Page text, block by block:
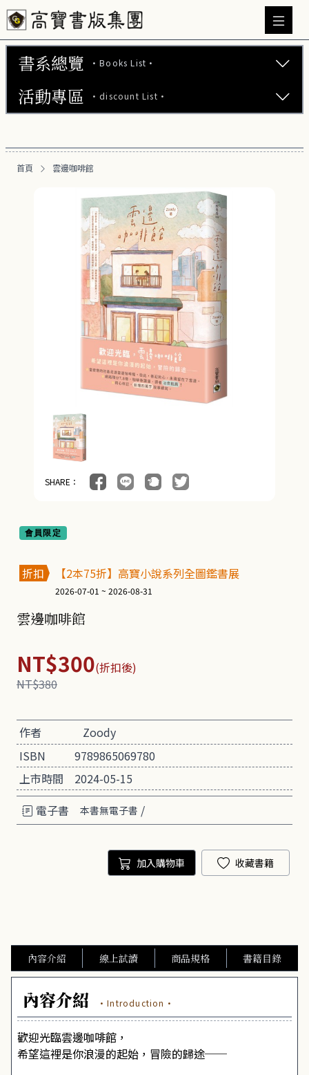
書系總覽 ·Books List·
文學小說 (737)
醫療保健 (54)
親子教養 (14)
人文史哲 (74)
活動專區 ·discount List·
【2本7折】高寶小說系列全圖鑑書展
【2套7折】高寶小說系列全圖鑑書展
【66折】高寶小說系列全圖鑑書展
首頁 雲邊咖啡館
SHARE：
會員限定
折扣 【2本75折】高寶小說系列全圖鑑書展
2026-07-01 ~ 2026-08-31
雲邊咖啡館
NT$300(折扣後)
NT$380
作者
Zoody
ISBN
9789865069780
上市時間
2024-05-15
電子書
本書無電子書 /
加入購物車 收藏書籍
內容介紹 線上試讀 商品規格 書籍目錄
內容介紹 ·Introduction·
歡迎光臨雲邊咖啡館，
希望這裡是你浪漫的起始，冒險的歸途──